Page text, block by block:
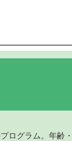
ログラム。年齢